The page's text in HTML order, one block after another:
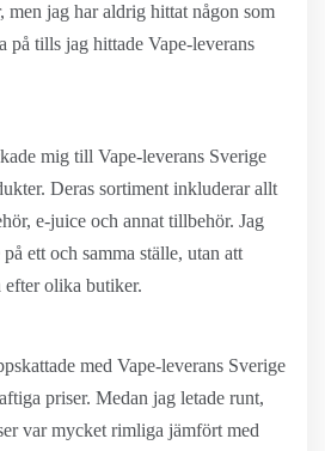
men jag har aldrig hittat någon som
på tills jag hittade Vape-leverans
mig till Vape-leverans Sverige
Deras sortiment inkluderar allt
e-juice och annat tillbehör. Jag
ett och samma ställe, utan att
efter olika butiker.
med Vape-leverans Sverige
priser. Medan jag letade runt,
var mycket rimliga jämfört med